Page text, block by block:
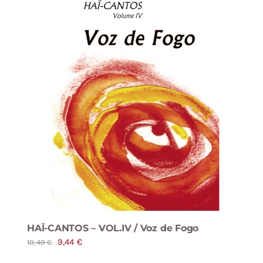
HAÏ-CANTOS – VOL.IV / Voz de Fogo
10,49€
O
9,44 €O